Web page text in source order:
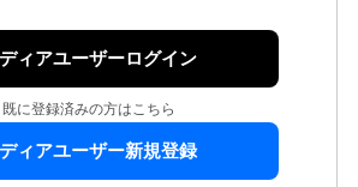
ィアユーザーログイン
既に登録済みの方はこちら
ィアユーザー新規登録